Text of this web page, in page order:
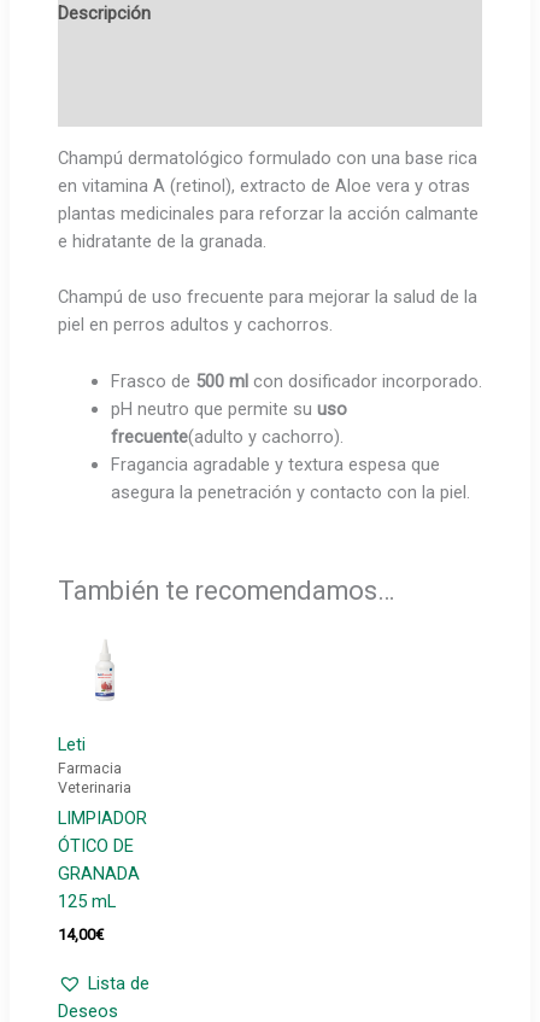
Descripción
Champú dermatológico formulado con una base rica
en vitamina A (retinol), extracto de Aloe vera y otras
plantas medicinales para reforzar la acción calmante
e hidratante de la granada.
Champú de uso frecuente para mejorar la salud de la
piel en perros adultos y cachorros.
Frasco de 500 ml con dosificador incorporado.
pH neutro que permite su uso
frecuente(adulto y cachorro).
Fragancia agradable y textura espesa que
asegura la penetración y contacto con la piel.
También te recomendamos…
Leti
Farmacia
Veterinaria
LIMPIADOR
ÓTICO DE
GRANADA
125 mL
14,00€
Lista de
Deseos